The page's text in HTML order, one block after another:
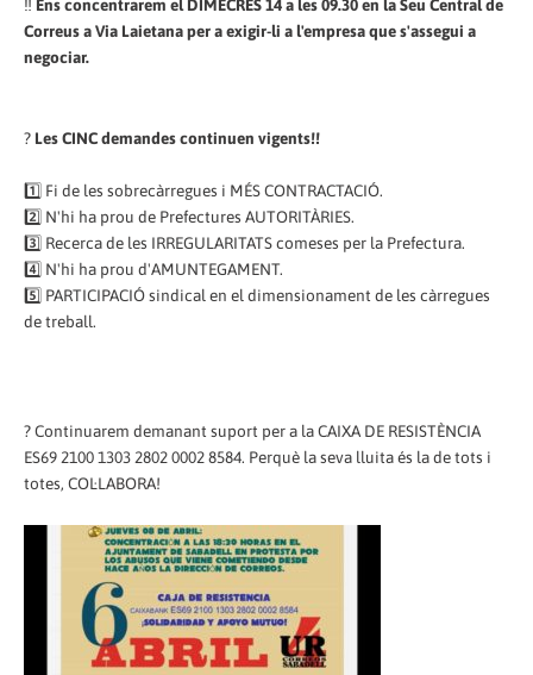
‼️ Ens concentrarem el DIMECRES 14 a les 09.30 en la Seu Central de
Correus a Via Laietana per a exigir-li a l'empresa que s'assegui a
negociar.
? Les CINC demandes continuen vigents!!
1️⃣ Fi de les sobrecàrregues i MÉS CONTRACTACIÓ.
2️⃣ N'hi ha prou de Prefectures AUTORITÀRIES.
3️⃣ Recerca de les IRREGULARITATS comeses per la Prefectura.
4️⃣ N'hi ha prou d'AMUNTEGAMENT.
5️⃣ PARTICIPACIÓ sindical en el dimensionament de les càrregues
de treball.
? Continuarem demanant suport per a la CAIXA DE RESISTÈNCIA
ES69 2100 1303 2802 0002 8584. Perquè la seva lluita és la de tots i
totes, COL·LABORA!